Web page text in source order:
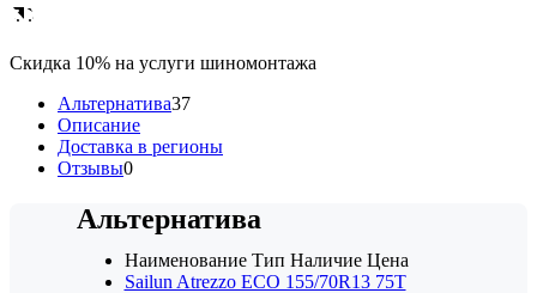
Cкидка 10% на услуги шиномонтажа
Альтернатива37
Описание
Доставка в регионы
Отзывы0
Альтернатива
Наименование Тип Наличие Цена
Sailun Atrezzo ECO 155/70R13 75T